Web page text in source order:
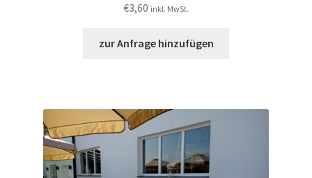
€3,60 inkl. MwSt.
zur Anfrage hinzufügen